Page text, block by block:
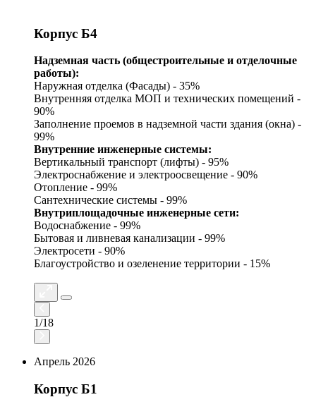
Корпус Б4
Надземная часть (общестроительные и отделочные
работы):
Наружная отделка (Фасады) - 35%
Внутренняя отделка МОП и технических помещений -
90%
Заполнение проемов в надземной части здания (окна) -
99%
Внутренние инженерные системы:
Вертикальный транспорт (лифты) - 95%
Электроснабжение и электроосвещение - 90%
Отопление - 99%
Сантехнические системы - 99%
Внутриплощадочные инженерные сети:
Водоснабжение - 99%
Бытовая и ливневая канализации - 99%
Электросети - 90%
Благоустройство и озеленение территории - 15%
1/18
Апрель 2026
Корпус Б1